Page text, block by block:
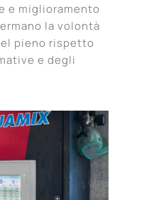
e miglioramento
la volontà
pieno rispetto
e degli